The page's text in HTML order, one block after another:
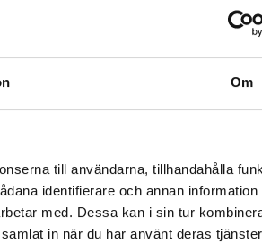
Om
till användarna, tillhandahålla
identifierare och annan information
med. Dessa kan i sin tur
in när du har använt deras
LED PAR16 4,7W (50W) GU10 WiFi
kr